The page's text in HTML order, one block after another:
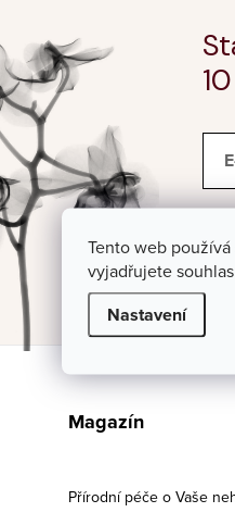
Tento web
vyjadřujete
Nastavení
Magazín
Přírodní péče o Vaše